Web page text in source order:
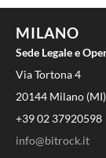
Spunti
2024
Marzo 27, 2024